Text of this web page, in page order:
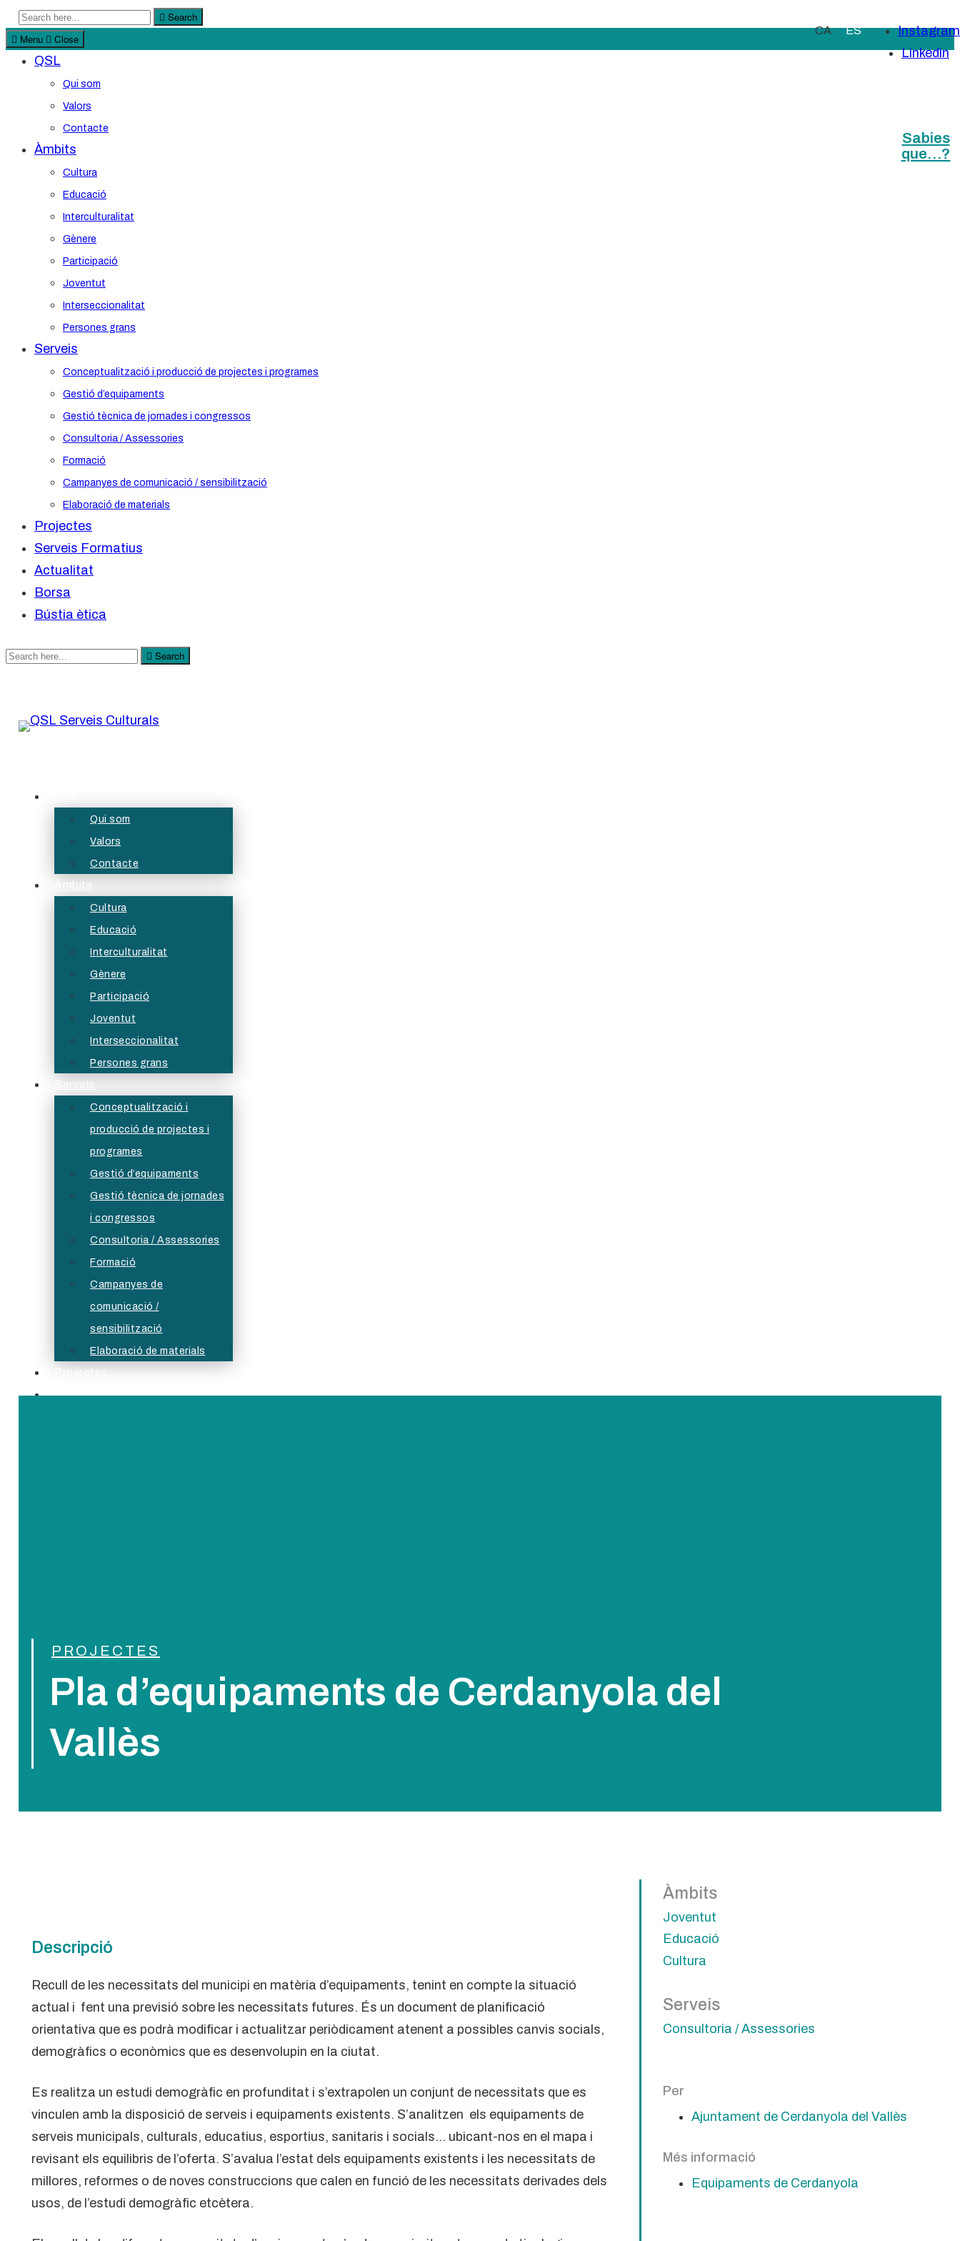
Search
for:
Search
Menu
Close
QSL
Qui som
Valors
Contacte
Àmbits
Cultura
Educació
Interculturalitat
Gènere
Participació
Joventut
Interseccionalitat
Persones grans
Serveis
Conceptualització i producció de projectes i programes
Gestió d’equipaments
Gestió tècnica de jornades i congressos
Consultoria / Assessories
Formació
Campanyes de comunicació / sensibilització
Elaboració de materials
Projectes
Serveis Formatius
Actualitat
Borsa
Bústia ètica
Search
Search
CA ES
Instagram
Linkedin
Sabies
que…?
Qui som
Valors
Contacte
Àmbits
Cultura
Educació
Interculturalitat
Gènere
Participació
Joventut
Interseccionalitat
Persones grans
Serveis
Conceptualització i
producció de projectes i
programes
Gestió d’equipaments
Gestió tècnica de jornades
i congressos
Consultoria / Assessories
Formació
Campanyes de
comunicació /
sensibilització
Elaboració de materials
Projectes
Serveis Formatius
PROJECTES
Pla d’equipaments de Cerdanyola del
Vallès
Descripció
Recull de les necessitats del municipi en matèria d’equipaments, tenint en compte la situació
actual i fent una previsió sobre les necessitats futures. És un document de planificació
orientativa que es podrà modificar i actualitzar periòdicament atenent a possibles canvis socials,
demogràfics o econòmics que es desenvolupin en la ciutat.
Es realitza un estudi demogràfic en profunditat i s’extrapolen un conjunt de necessitats que es
vinculen amb la disposició de serveis i equipaments existents. S’analitzen els equipaments de
serveis municipals, culturals, educatius, esportius, sanitaris i socials… ubicant-nos en el mapa i
revisant els equilibris de l’oferta. S’avalua l’estat dels equipaments existents i les necessitats de
millores, reformes o de noves construccions que calen en funció de les necessitats derivades dels
usos, de l’estudi demogràfic etcètera.
Àmbits
Joventut
Educació
Cultura
Serveis
Consultoria / Assessories
Per
Ajuntament de Cerdanyola del Vallès
Més informació
Equipaments de Cerdanyola